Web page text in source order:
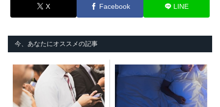
X Facebook LINE
今、あなたにオススメの記事